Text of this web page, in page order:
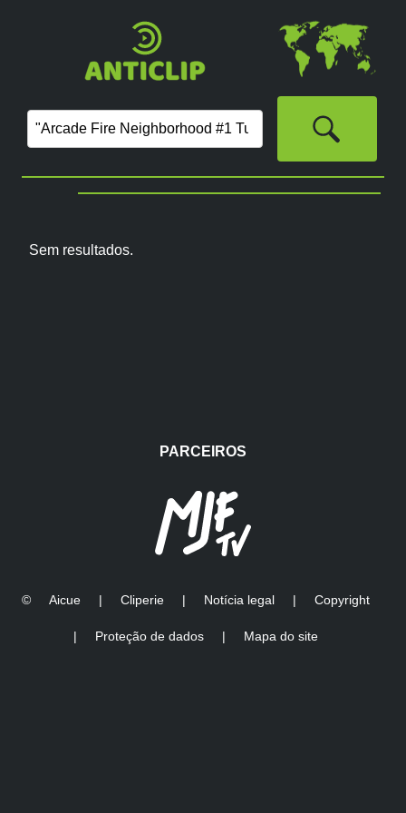
Sem resultados.
PARCEIROS
© Aicue | Cliperie | Notícia legal | Copyright
| Proteção de dados | Mapa do site